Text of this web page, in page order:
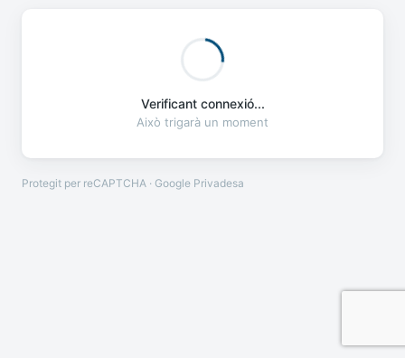
Verificant connexió...
Això trigarà un moment
Protegit per reCAPTCHA · Google Privadesa